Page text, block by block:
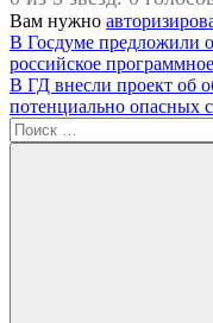
Вам нужно
Навигация
по
записям
Предыдущая
запись:
В Госдуме предложили
российское
Следующая
запись:
В ГД внесли проект об
потенциально опасных
Поиск
для: